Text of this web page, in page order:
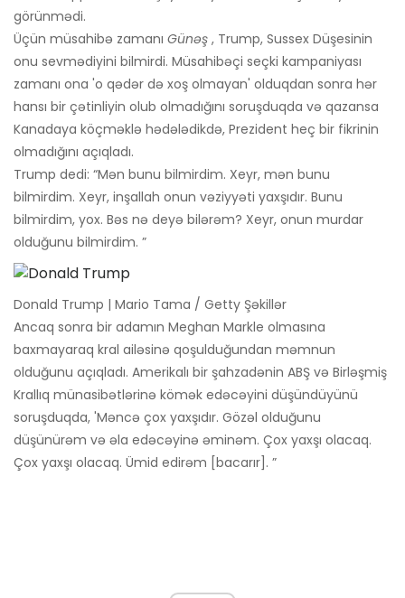
görünmədi.
Üçün müsahibə zamanı Günəş , Trump, Sussex Düşesinin
onu sevmədiyini bilmirdi. Müsahibəçi seçki kampaniyası
zamanı ona 'o qədər də xoş olmayan' olduqdan sonra hər
hansı bir çətinliyin olub olmadığını soruşduqda və qazansa
Kanadaya köçməklə hədələdikdə, Prezident heç bir fikrinin
olmadığını açıqladı.
Trump dedi: “Mən bunu bilmirdim. Xeyr, mən bunu
bilmirdim. Xeyr, inşallah onun vəziyyəti yaxşıdır. Bunu
bilmirdim, yox. Bəs nə deyə bilərəm? Xeyr, onun murdar
olduğunu bilmirdim. ”
Donald Trump | Mario Tama / Getty Şəkillər
Ancaq sonra bir adamın Meghan Markle olmasına
baxmayaraq kral ailəsinə qoşulduğundan məmnun
olduğunu açıqladı. Amerikalı bir şahzadənin ABŞ və Birləşmiş
Krallıq münasibətlərinə kömək edəcəyini düşündüyünü
soruşduqda, 'Məncə çox yaxşıdır. Gözəl olduğunu
düşünürəm və əla edəcəyinə əminəm. Çox yaxşı olacaq.
Çox yaxşı olacaq. Ümid edirəm [bacarır]. ”